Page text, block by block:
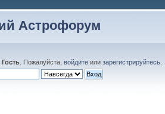
Астрофорум
Гость . Пожалуйста, войдите или зарегистрируйтесь